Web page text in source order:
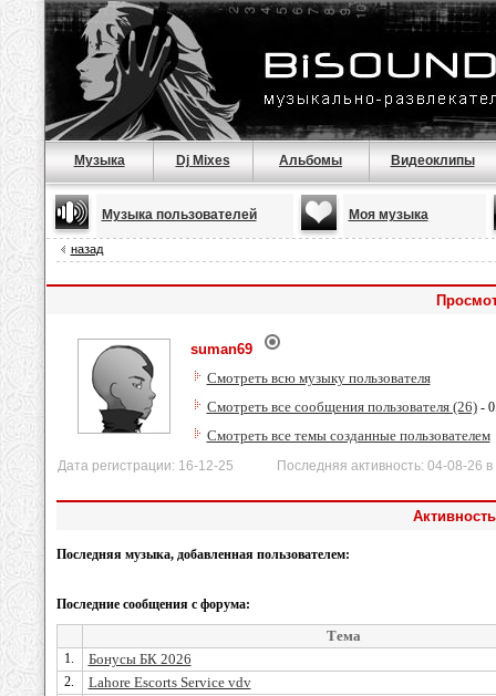
Музыка Dj Mixes Альбомы Видеоклипы
Музыка пользователей Моя музыка
назад
suman69
Смотреть всю музыку пользователя
Смотреть все сообщения пользователя (26)-
Смотреть все темы созданные пользователем
Дата регистрации: 16-12-25 Последняя активность: 04-08-26 в
Последняя музыка, добавленная пользователем:
Последние сообщения с форума:
Тема
1. Бонусы БК 2026
2. Lahore Escorts Service vdv